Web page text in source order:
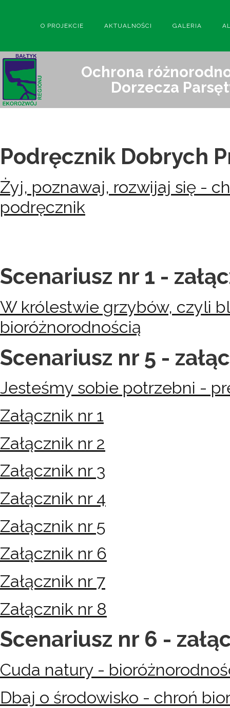
O PROJEKCIE AKTUALNOŚCI GALERIA
Ochrona
Dorzecza
Podręcznik Dobrych
Żyj, poznawaj, rozwijaj się -
podręcznik
Scenariusz nr 1 -
W królestwie grzybów, czyli
bioróżnorodnością
Scenariusz nr 5 -
Jesteśmy sobie potrzebni -
Załącznik nr 1
Załącznik nr 2
Załącznik nr 3
Załącznik nr 4
Załącznik nr 5
Załącznik nr 6
Załącznik nr 7
Załącznik nr 8
Scenariusz nr 6 -
Cuda natury -
Dbaj o środowisko - chroń